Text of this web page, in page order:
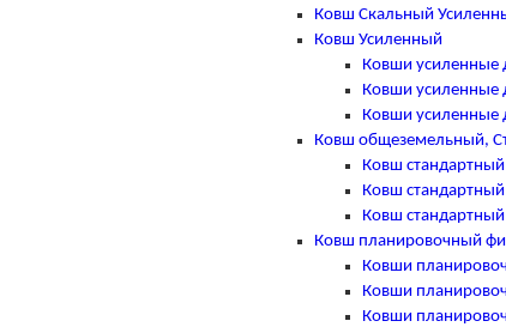
Ковш Скальный
Ковш Усиленный
Ковши усиленные
Ковши усиленные
Ковши усиленные
Ковш общеземельный,
Ковш
Ковш
Ковш
Ковш планировочный
Ковши
Ковши
Ковши